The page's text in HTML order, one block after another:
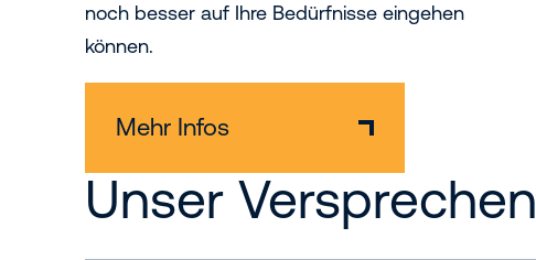
noch besser auf Ihre Bedürfnisse eingehen
können.
Mehr Infos
Unser Versprechen